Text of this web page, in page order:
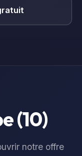
(10)
notre offre